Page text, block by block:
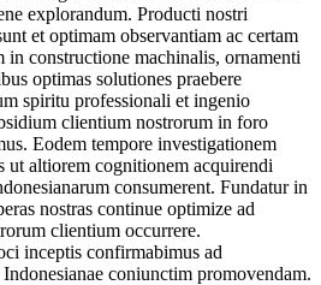
explorandum. Producti nostri
et optimam observantiam ac certam
in constructione machinalis, ornamenti
optimas solutiones praebere
spiritu professionali et ingenio
clientium nostrorum in foro
Eodem tempore investigationem
ut altiorem cognitionem acquirendi
consumerent. Fundatur in
nostras continue optimize ad
clientium occurrere.
inceptis confirmabimus ad
coniunctim promovendam.